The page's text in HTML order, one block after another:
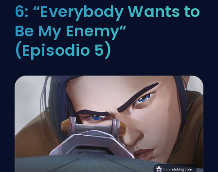
6: “Everybody Wants to
Be My Enemy”
(Episodio 5)